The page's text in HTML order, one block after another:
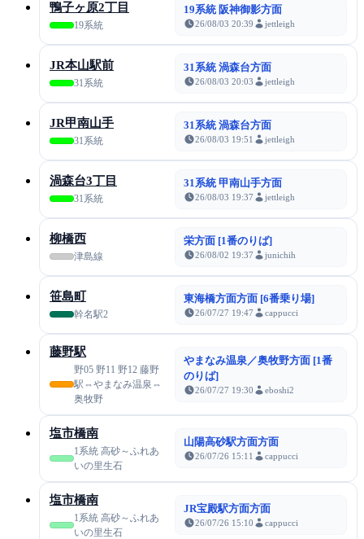
鴨子ヶ原2丁目
19系統
19系統 阪神御影方面
26/08/03 20:39 jettleigh
JR本山駅前
31系統
31系統 渦森台方面
26/08/03 20:03 jettleigh
JR甲南山手
31系統
31系統 渦森台方面
26/08/03 19:51 jettleigh
渦森台3丁目
31系統
31系統 甲南山手方面
26/08/03 19:37 jettleigh
柳橋西
津島線
栄方面 [1番のりば]
26/08/02 19:37 junichih
笹島町
幹名駅2
東海橋方面方面 [6番乗り場]
26/07/27 19:47 cappucci
藤野駅
野05 野11 野12 藤野
駅⇔やまなみ温泉⇔
奥牧野
やまなみ温泉／奥牧野方面 [1番
のりば]
26/07/27 19:30 eboshi2
塩市橋南
1系統 高砂～ふれあ
いの里生石
山陽高砂駅方面方面
26/07/26 15:11 cappucci
塩市橋南
1系統 高砂～ふれあ
いの里生石
JR宝殿駅方面方面
26/07/26 15:10 cappucci